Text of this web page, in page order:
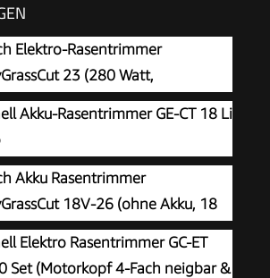
Elektro-Rasentrimmer
23 (280 Watt,
23 cm, in
Akku-Rasentrimmer GE-CT 18 Li
Akku Rasentrimmer
18V-26 (ohne Akku, 18
Schnittkreisdurchmesser:
Elektro Rasentrimmer GC-ET
Set (Motorkopf 4-Fach neigbar &